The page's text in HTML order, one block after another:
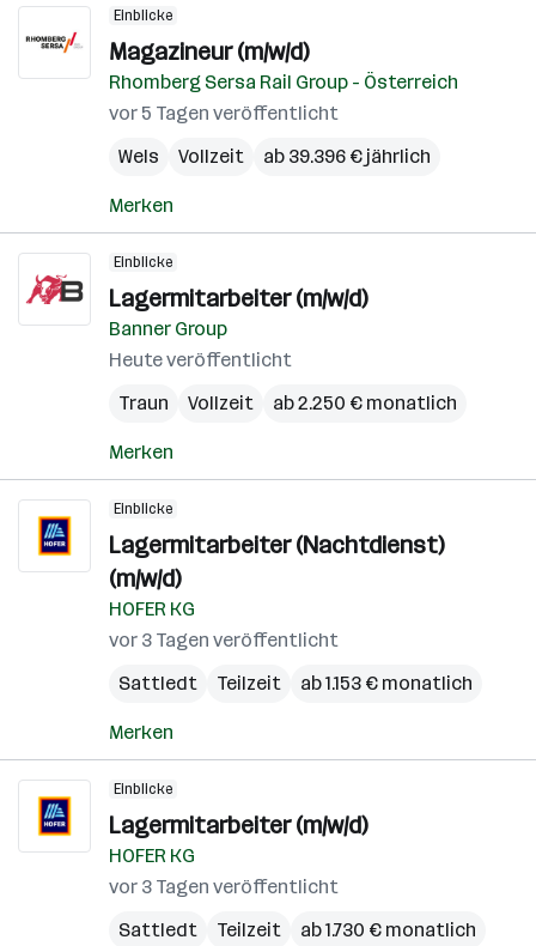
Einblicke
Magazineur (m/w/d)
Rhomberg Sersa Rail Group - Österreich
vor 5 Tagen veröffentlicht
Wels
Vollzeit ab 39.396 € jährlich
Merken
Einblicke
Lagermitarbeiter (m/w/d)
Banner Group
Heute veröffentlicht
Traun
Vollzeit ab 2.250 € monatlich
Merken
Einblicke
Lagermitarbeiter (Nachtdienst)
(m/w/d)
HOFER KG
vor 3 Tagen veröffentlicht
Sattledt
Teilzeit ab 1.153 € monatlich
Merken
Einblicke
Lagermitarbeiter (m/w/d)
HOFER KG
vor 3 Tagen veröffentlicht
Sattledt
Teilzeit ab 1.730 € monatlich